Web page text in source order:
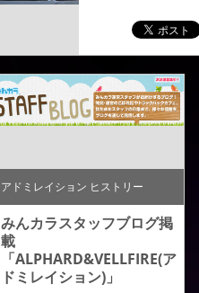
アドミレイション ヒストリー
みんカラスタッフブログ掲
載
「ALPHARD&VELLFIRE(ア
ドミレイション)」